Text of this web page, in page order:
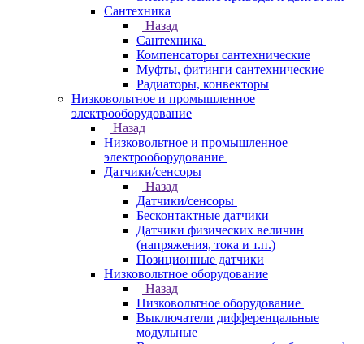
Сантехника
Назад
Сантехника
Компенсаторы сантехнические
Муфты, фитинги сантехнические
Радиаторы, конвекторы
Низковольтное и промышленное
электрооборудование
Назад
Низковольтное и промышленное
электрооборудование
Датчики/сенсоры
Назад
Датчики/сенсоры
Бесконтактные датчики
Датчики физических величин
(напряжения, тока и т.п.)
Позиционные датчики
Низковольтное оборудование
Назад
Низковольтное оборудование
Выключатели дифференцальные
модульные